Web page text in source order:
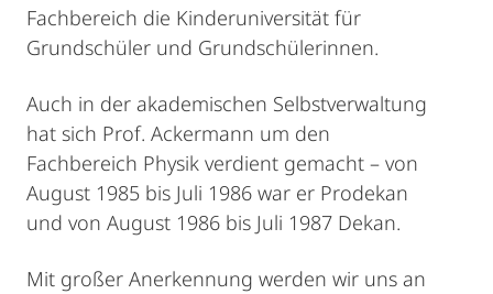
Fachbereich die Kinderuniversität für
Grundschüler und Grundschülerinnen.
Auch in der akademischen Selbstverwaltung
hat sich Prof. Ackermann um den
Fachbereich Physik verdient gemacht – von
August 1985 bis Juli 1986 war er Prodekan
und von August 1986 bis Juli 1987 Dekan.
Mit großer Anerkennung werden wir uns an